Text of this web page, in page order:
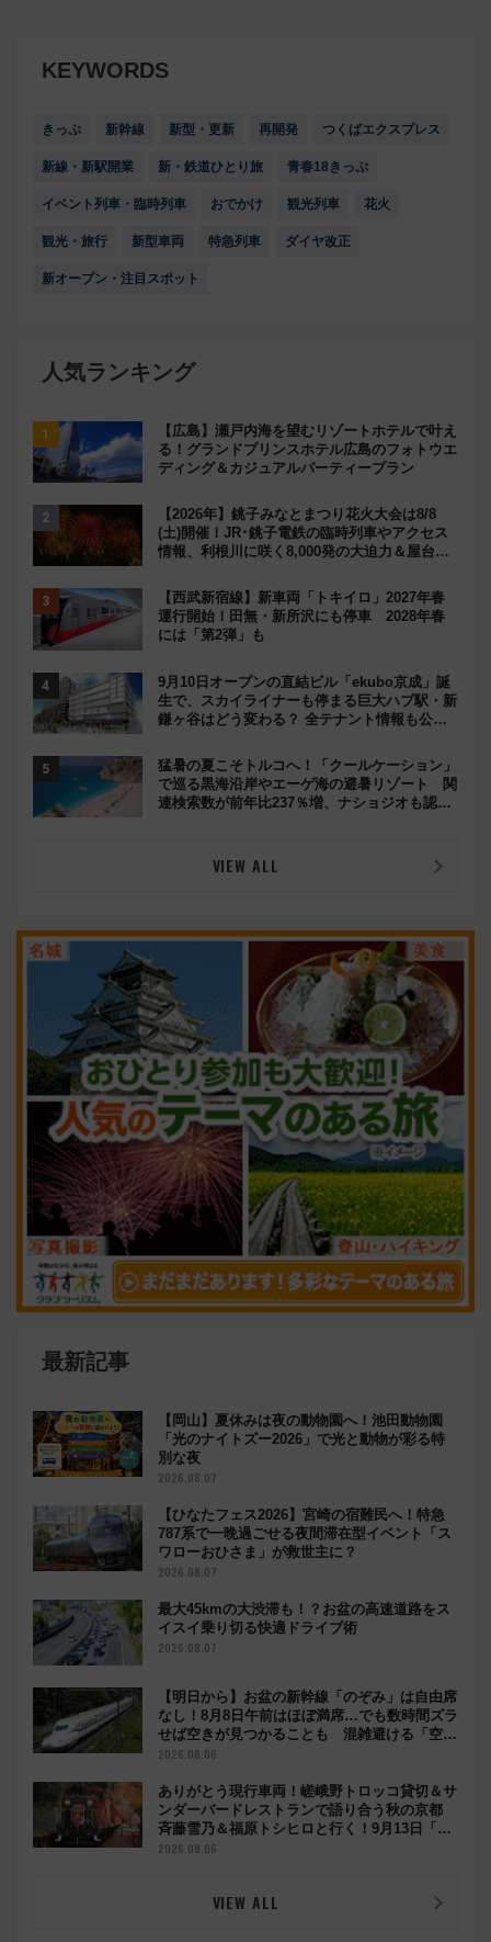
KEYWORDS
きっぷ 新幹線 新型・更新 再開発 つくばエクスプレス
新線・新駅開業 新・鉄道ひとり旅 青春18きっぷ
イベント列車・臨時列車 おでかけ 観光列車 花火
観光・旅行 新型車両 特急列車 ダイヤ改正
新オープン・注目スポット
人気ランキング
【広島】瀬戸内海を望むリゾートホテルで叶え
る！グランドプリンスホテル広島のフォトウエ
ディング＆カジュアルパーティープラン
【2026年】銚子みなとまつり花火大会は8/8
(土)開催！JR･銚子電鉄の臨時列車やアクセス
情報、利根川に咲く8,000発の大迫力＆屋台を
【西武新宿線】新車両「トキイロ」2027年春
運行開始！田無・新所沢にも停車 2028年春
には「第2弾」も
9月10日オープンの直結ビル「ekubo京成」誕
生で、スカイライナーも停まる巨大ハブ駅・新
鎌ヶ谷はどう変わる？ 全テナント情報も公
猛暑の夏こそトルコへ！「クールケーション」
で巡る黒海沿岸やエーゲ海の避暑リゾート 関
連検索数が前年比237％増、ナショジオも認め
VIEW ALL
最新記事
【岡山】夏休みは夜の動物園へ！池田動物園
「光のナイトズー2026」で光と動物が彩る特
別な夜
2026.08.07
【ひなたフェス2026】宮崎の宿難民へ！特急
787系で一晩過ごせる夜間滞在型イベント「ス
ワローおひさま」が救世主に？
2026.08.07
最大45kmの大渋滞も！？お盆の高速道路をス
イスイ乗り切る快適ドライブ術
2026.08.07
【明日から】お盆の新幹線「のぞみ」は自由席
なし！8月8日午前はほぼ満席…でも数時間ズラ
せば空きが見つかることも 混雑避ける「空
席」探しのコツ
2026.08.06
ありがとう現行車両！嵯峨野トロッコ貸切＆サ
ンダーバードレストランで語り合う秋の京都
斉藤雪乃＆福原トシヒロと行く！9月13日「京
都の鉄道満喫ツアー」開催
2026.08.06
VIEW ALL